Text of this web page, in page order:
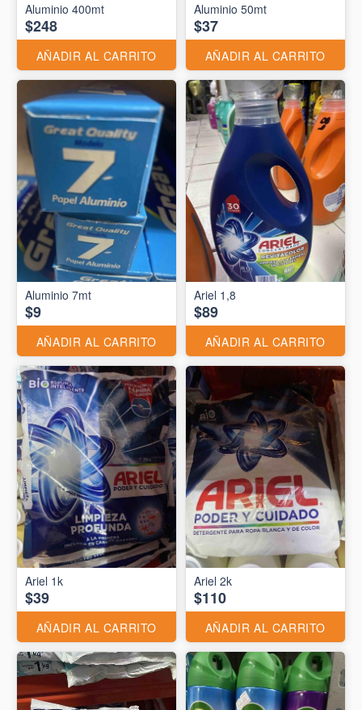
Aluminio 400mt
$248
AÑADIR AL CARRITO
Aluminio 50mt
$37
AÑADIR AL CARRITO
Aluminio 7mt
$9
AÑADIR AL CARRITO
Ariel 1,8
$89
AÑADIR AL CARRITO
Ariel 1k
$39
AÑADIR AL CARRITO
Ariel 2k
$110
AÑADIR AL CARRITO